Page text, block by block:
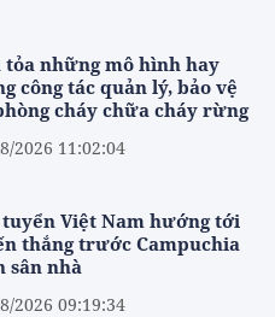
tỏa những mô hình hay
công tác quản lý, bảo vệ
cháy chữa cháy rừng
2026 11:02:04
Việt Nam hướng tới
thắng trước Campuchia
sân nhà
2026 09:19:34